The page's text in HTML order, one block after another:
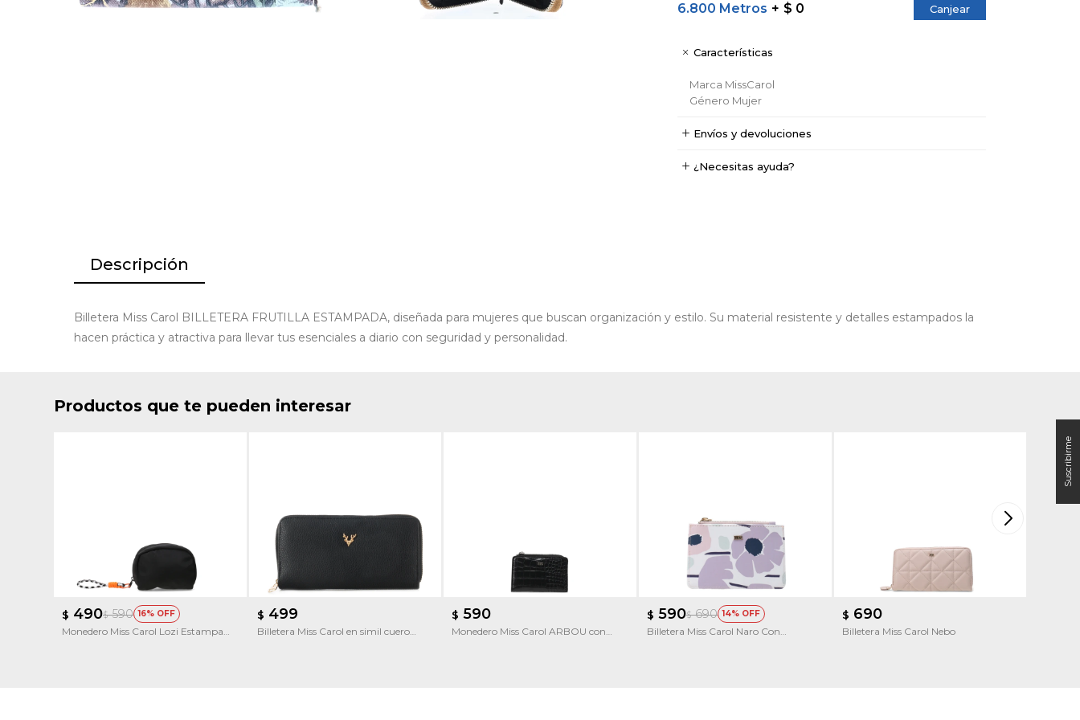
6.800 Metros $ 0 Canjear
Características
Marca MissCarol
Género Mujer
Envíos y devoluciones
¿Necesitas ayuda?
Descripción
Billetera Miss Carol BILLETERA FRUTILLA ESTAMPADA, diseñada para mujeres que buscan organización y estilo. Su material resistente y detalles estampados la
hacen práctica y atractiva para llevar tus esenciales a diario con seguridad y personalidad.
Productos que te pueden interesar
$ 490$ 590 16
Monedero Miss Carol Lozi Estampa
$ 499
Billetera Miss Carol en simil cuero
$ 590
Monedero Miss Carol ARBOU con
$ 590$ 690 14
Billetera Miss Carol Naro Con
$ 690
Billetera Miss Carol Nebo